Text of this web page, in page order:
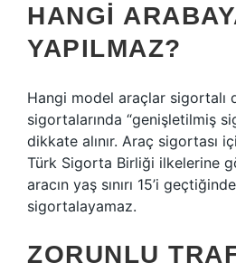
HANGI
YAPILMAZ?
Hangi model araçlar sigortalı
sigortalarında “genişletilmiş
dikkate alınır. Araç sigortası
Türk Sigorta Birliği ilkelerine
aracın yaş sınırı 15’i
sigortalayamaz.
ZORUNLU